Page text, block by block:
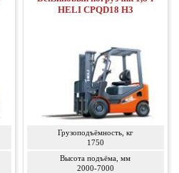
HELI CPQD18 H3
Грузоподъёмность, кг
1750
Высота подъёма, мм
2000-7000